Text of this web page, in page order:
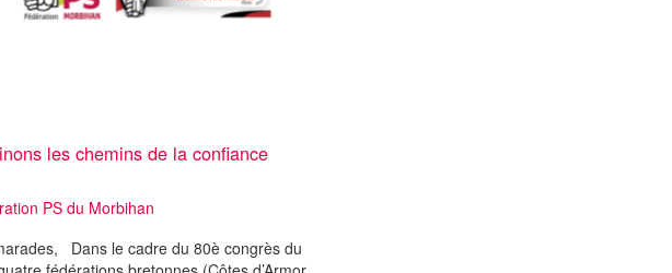
les chemins de la confiance
PS du Morbihan
Dans le cadre du 80è congrès du